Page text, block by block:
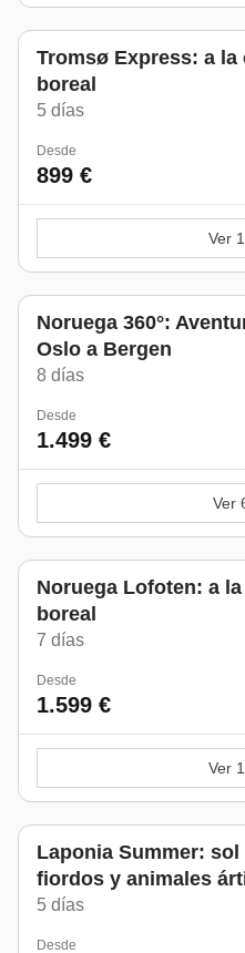
Tromsø Express: a la
boreal
5 días
Desde
899 €
Ver
Noruega 360°:
Oslo a Bergen
8 días
Desde
1.499 €
Ver
Noruega Lofoten: a
boreal
7 días
Desde
1.599 €
Ver
Laponia Summer:
fiordos y animales
5 días
Desde